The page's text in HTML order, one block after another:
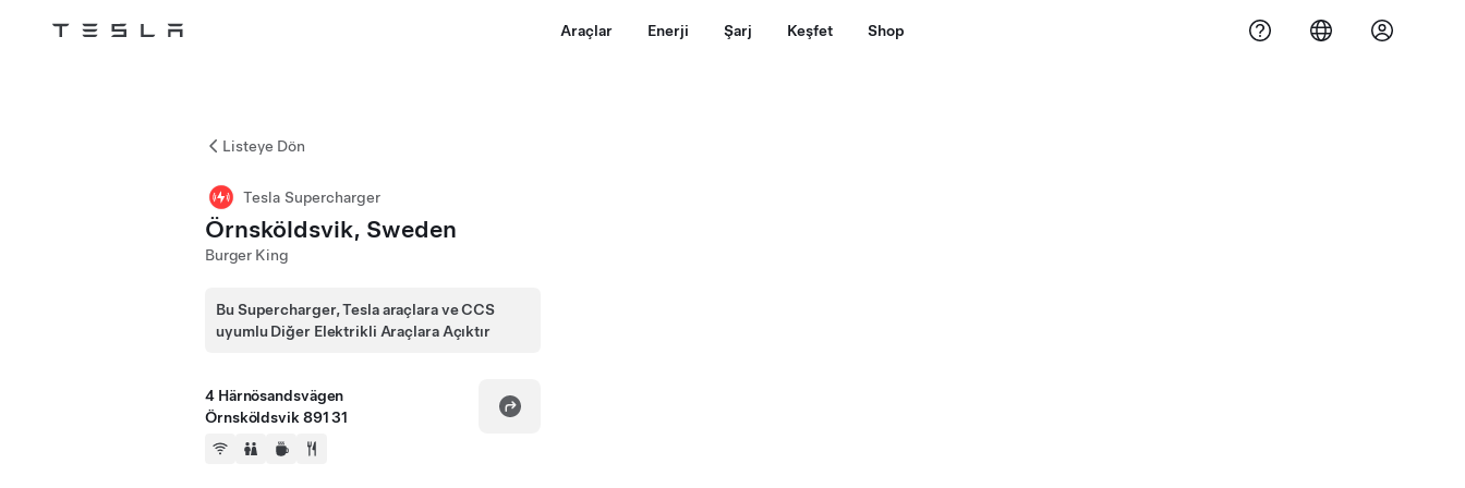
Tesla Araçlar Enerji Şarj Keşfet Shop
Listeye Dön
Tesla Supercharger
Örnsköldsvik, Sweden
Burger King
Bu Supercharger, Tesla araçlara ve CCS
uyumlu Diğer Elektrikli Araçlara Açıktır
4 Härnösandsvägen
Örnsköldsvik 891 31